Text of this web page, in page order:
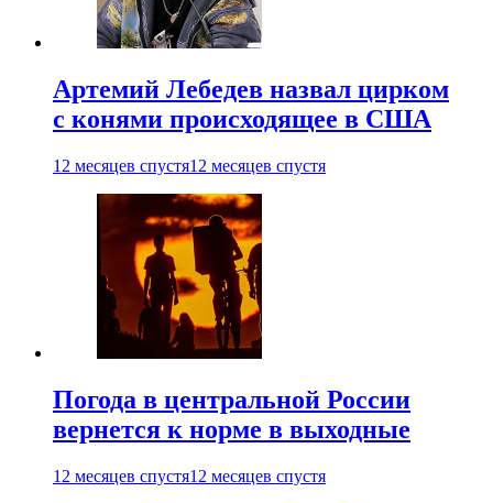
Артемий Лебедев назвал цирком
с конями происходящее в США
12 месяцев спустя12 месяцев спустя
Погода в центральной России
вернется к норме в выходные
12 месяцев спустя12 месяцев спустя